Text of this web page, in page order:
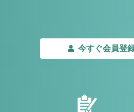
今すぐ会員登